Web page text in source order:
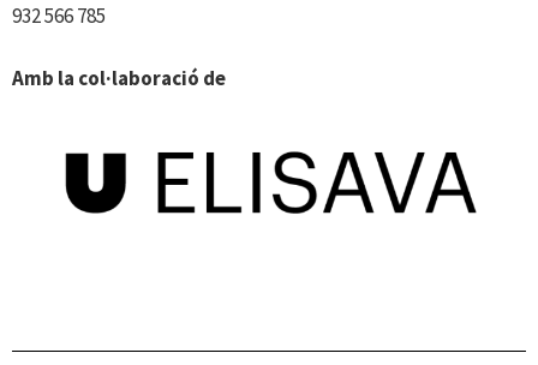
932 566 785
Amb la col·laboració de